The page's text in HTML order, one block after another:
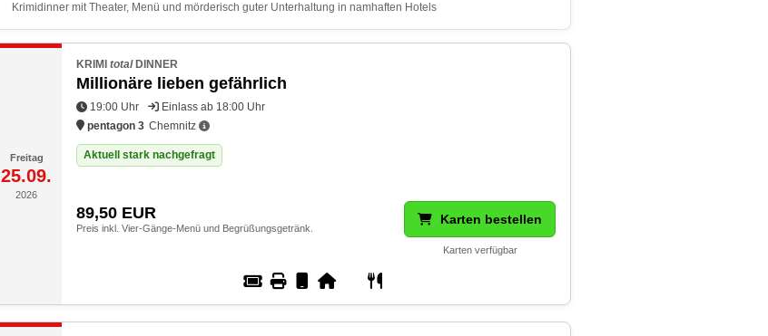
Krimidinner mit Theater, Menü und mörderisch guter Unterhaltung in namhaften Hotels
Freitag
25.09.
2026
KRIMI totalDINNER
Millionäre lieben gefährlich
19:00 Uhr
Einlass ab 18:00 Uhr
pentagon 3 Chemnitz
Aktuell stark nachgefragt
89,50 EUR
Preis inkl. Vier-Gänge-Menü und Begrüßungsgetränk.
Karten bestellen
Karten verfügbar